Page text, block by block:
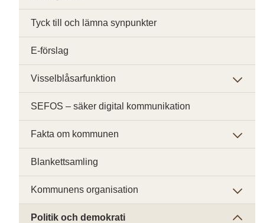
Tyck till och lämna synpunkter
E-förslag
Visselblåsarfunktion
SEFOS – säker digital kommunikation
Fakta om kommunen
Blankettsamling
Kommunens organisation
Politik och demokrati